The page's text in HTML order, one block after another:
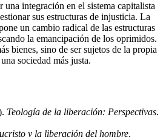
integración en el sistema capitalista
sus estructuras de injusticia. La
un cambio radical de las estructuras
la emancipación de los oprimidos.
bienes, sino de ser sujetos de la propia
sociedad más justa.
Teología de la liberación: Perspectivas.
y la liberación del hombre.